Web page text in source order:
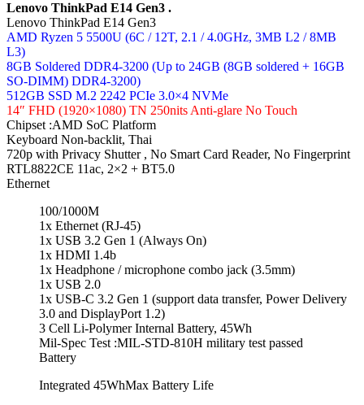
Lenovo ThinkPad E14 Gen3 .
Lenovo ThinkPad E14 Gen3
AMD Ryzen 5 5500U (6C / 12T, 2.1 / 4.0GHz, 3MB L2 / 8MB
L3)
8GB Soldered DDR4-3200 (Up to 24GB (8GB soldered + 16GB
SO-DIMM) DDR4-3200)
512GB SSD M.2 2242 PCIe 3.0×4 NVMe
14″ FHD (1920×1080) TN 250nits Anti-glare No Touch
Chipset :AMD SoC Platform
Keyboard Non-backlit, Thai
720p with Privacy Shutter , No Smart Card Reader, No Fingerprint
RTL8822CE 11ac, 2×2 + BT5.0
Ethernet
100/1000M
1x Ethernet (RJ-45)
1x USB 3.2 Gen 1 (Always On)
1x HDMI 1.4b
1x Headphone / microphone combo jack (3.5mm)
1x USB 2.0
1x USB-C 3.2 Gen 1 (support data transfer, Power Delivery
3.0 and DisplayPort 1.2)
3 Cell Li-Polymer Internal Battery, 45Wh
Mil-Spec Test :MIL-STD-810H military test passed
Battery
Integrated 45WhMax Battery Life